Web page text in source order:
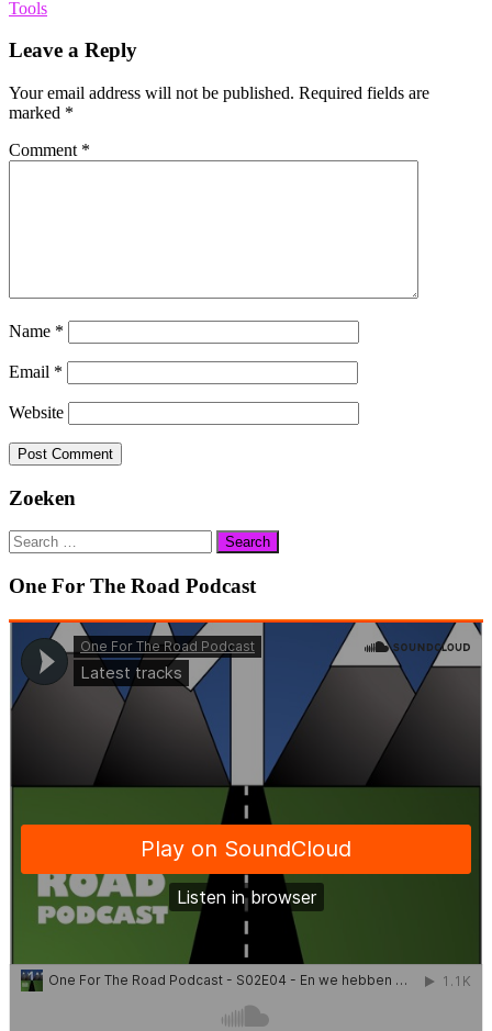
Tools
Leave a Reply
Your email address will not be published. Required fields are
marked *
Comment *
Name *
Email *
Website
Zoeken
Search
for:
One For The Road Podcast